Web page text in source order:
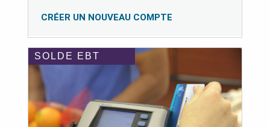
CRÉER UN NOUVEAU COMPTE
SOLDE EBT